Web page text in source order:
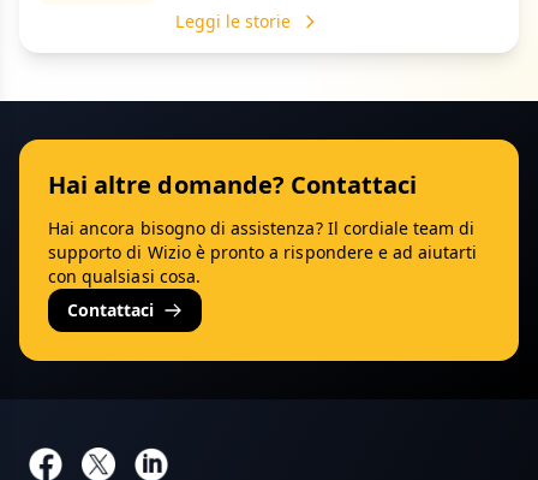
Leggi le storie
Hai altre domande? Contattaci
Hai ancora bisogno di assistenza? Il cordiale team di
supporto di Wizio è pronto a rispondere e ad aiutarti
con qualsiasi cosa.
Contattaci